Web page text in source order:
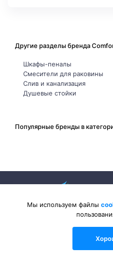
Другие разделы бренда
Шкафы-пеналы
Смесители для раковины
Слив и канализация
Душевые стойки
Популярные бренды в
2026 © Sanlib-Santehnika.ru —
Мы используем файлы